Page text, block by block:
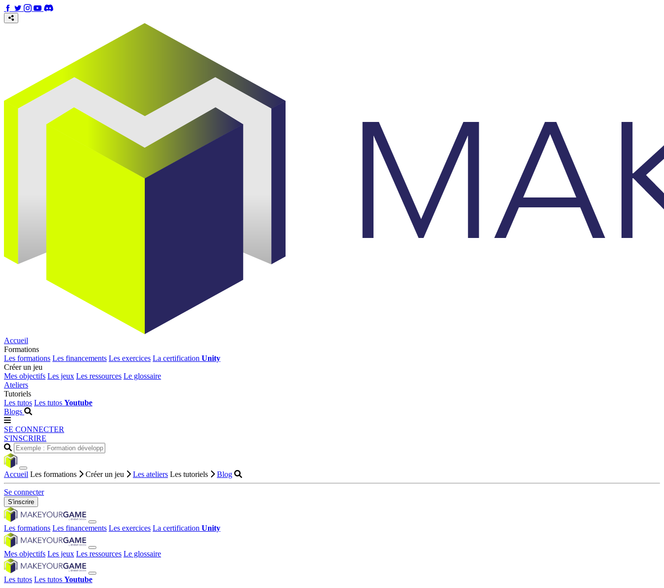
Accueil
Formations
Les formations Les financements Les exercices La certification Unity
Créer un jeu
Mes objectifs Les jeux Les ressources Le glossaire
Ateliers
Tutoriels
Les tutos Les tutos Youtube
Blogs
SE CONNECTER
S'INSCRIRE
Accueil Les formations Créer un jeu Les ateliers Les tutoriels Blog
Se connecter
S'inscrire
Les formations Les financements Les exercices La certification Unity
Mes objectifs Les jeux Les ressources Le glossaire
Les tutos Les tutos Youtube